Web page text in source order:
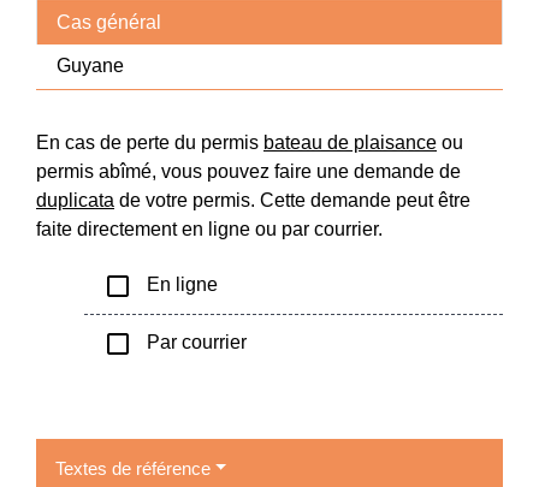
Cas général
Guyane
En cas de perte du permis bateau de plaisance ou
permis abîmé, vous pouvez faire une demande de
duplicata de votre permis. Cette demande peut être
faite directement en ligne ou par courrier.
check_box_outline_blank En ligne
check_box_outline_blank Par courrier
Textes de référence